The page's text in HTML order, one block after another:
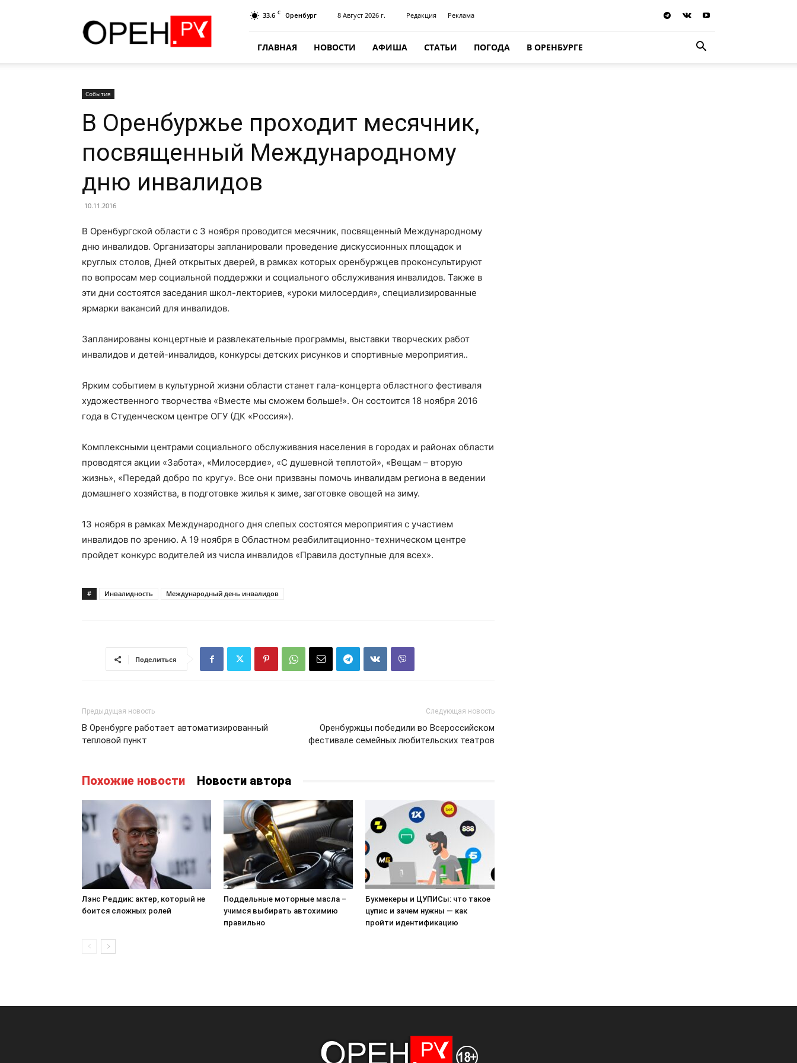
33.6 C Оренбург 8 Август 2026 г. Редакция Реклама
ГЛАВНАЯ НОВОСТИ АФИША СТАТЬИ ПОГОДА В ОРЕНБУРГЕ
События
В Оренбуржье проходит месячник,
посвященный Международному
дню инвалидов
10.11.2016
В Оренбургской области с 3 ноября проводится месячник, посвященный Международному
дню инвалидов. Организаторы запланировали проведение дискуссионных площадок и
круглых столов, Дней открытых дверей, в рамках которых оренбуржцев проконсультируют
по вопросам мер социальной поддержки и социального обслуживания инвалидов. Также в
эти дни состоятся заседания школ-лекториев, «уроки милосердия», специализированные
ярмарки вакансий для инвалидов.
Запланированы концертные и развлекательные программы, выставки творческих работ
инвалидов и детей-инвалидов, конкурсы детских рисунков и спортивные мероприятия..
Ярким событием в культурной жизни области станет гала-концерта областного фестиваля
художественного творчества «Вместе мы сможем больше!». Он состоится 18 ноября 2016
года в Студенческом центре ОГУ (ДК «Россия»).
Комплексными центрами социального обслуживания населения в городах и районах области
проводятся акции «Забота», «Милосердие», «С душевной теплотой», «Вещам – вторую
жизнь», «Передай добро по кругу». Все они призваны помочь инвалидам региона в ведении
домашнего хозяйства, в подготовке жилья к зиме, заготовке овощей на зиму.
13 ноября в рамках Международного дня слепых состоятся мероприятия с участием
инвалидов по зрению. А 19 ноября в Областном реабилитационно-техническом центре
пройдет конкурс водителей из числа инвалидов «Правила доступные для всех».
# Инвалидность Международный день инвалидов
Поделиться
Предыдущая новость
В Оренбурге работает автоматизированный
тепловой пункт
Следующая новость
Оренбуржцы победили во Всероссийском
фестивале семейных любительских театров
Похожие новости Новости автора
Лэнс Реддик: актер, который не
боится сложных ролей
Поддельные моторные масла –
учимся выбирать автохимию
правильно
Букмекеры и ЦУПИСы: что такое
цупис и зачем нужны — как
пройти идентификацию